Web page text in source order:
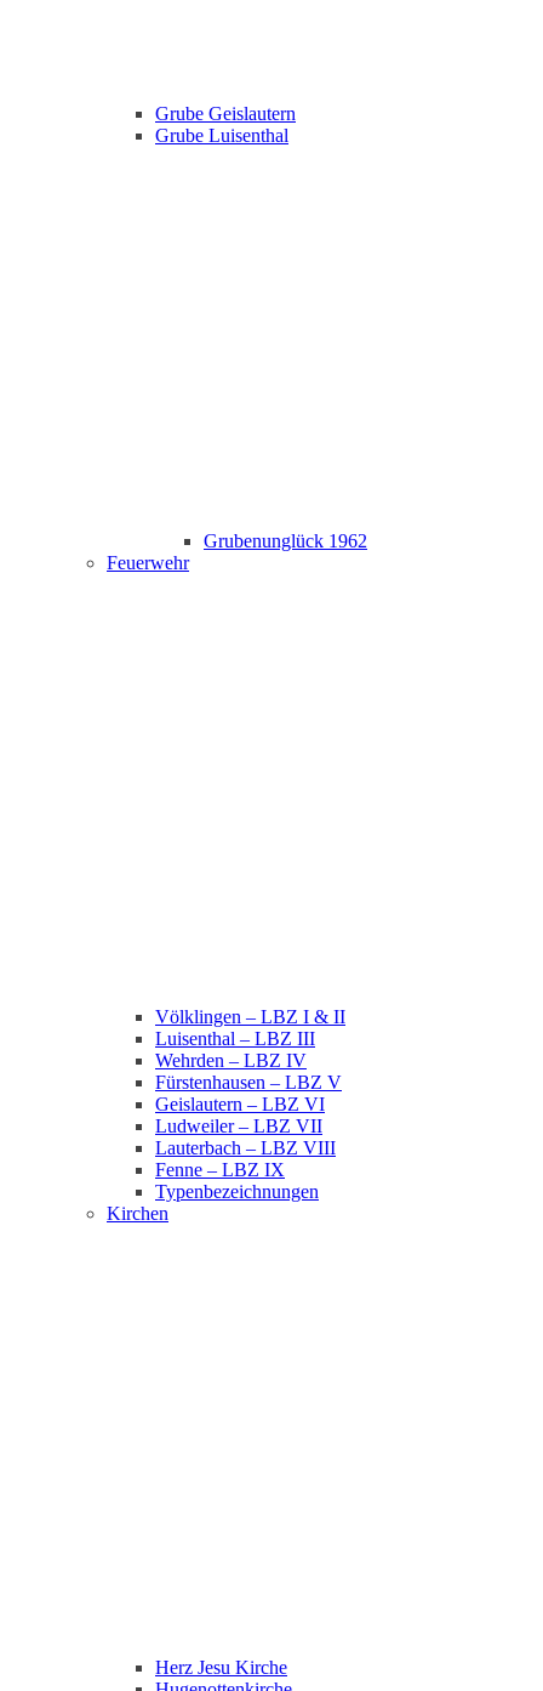
Grube Geislautern
Grube Luisenthal
Grubenunglück 1962
Feuerwehr
Völklingen – LBZ I & II
Luisenthal – LBZ III
Wehrden – LBZ IV
Fürstenhausen – LBZ V
Geislautern – LBZ VI
Ludweiler – LBZ VII
Lauterbach – LBZ VIII
Fenne – LBZ IX
Typenbezeichnungen
Kirchen
Herz Jesu Kirche